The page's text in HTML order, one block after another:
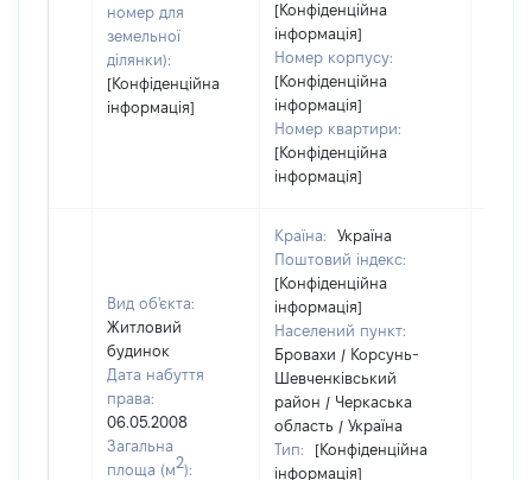
номер для
земельної
ділянки):
[Конфіденційна
інформація]
[Конфіденційна
інформація]
Номер корпусу:
[Конфіденційна
інформація]
Номер квартири:
[Конфіденційна
інформація]
Вид об'єкта:
Житловий
будинок
Дата набуття
права:
06.05.2008
Загальна
площа (м2):
Країна:
Україна
Поштовий індекс:
[Конфіденційна
інформація]
Населений пункт:
Бровахи / Корсунь-
Шевченківський
район / Черкаська
область / Україна
Тип:
[Конфіденційна
інформація]